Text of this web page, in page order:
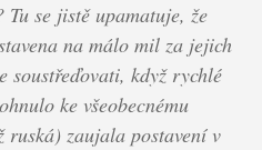
se jistě upamatuje, že
na málo mil za jejich
soustřeďovati, když rychlé
ke všeobecnému
zaujala postavení v